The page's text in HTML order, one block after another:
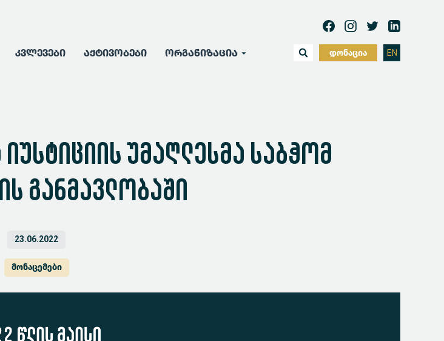
კვლევები აქტივობები ორგანიზაცია დონაცია EN
უმაღლესმა საბჭომ
განმავლობაში
23.06.2022
მონაცემები